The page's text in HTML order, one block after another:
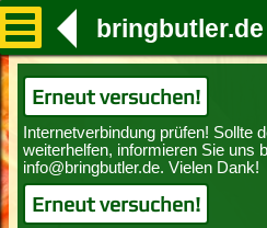
bringbutler.de
Erneut versuchen!
Erneut versuchen!